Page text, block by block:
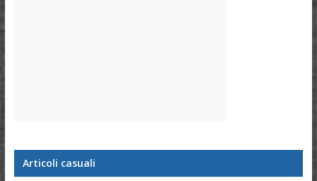
Articoli casuali